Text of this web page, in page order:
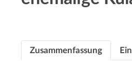
Zusammenfassung